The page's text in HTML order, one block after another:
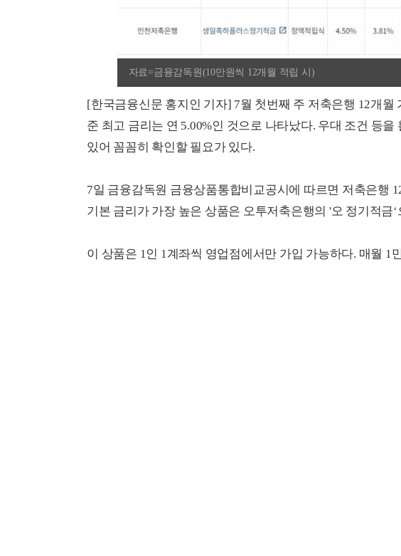
자료=금융감독원(10만원씩 12개월 적립 시)
[한국금융신문 홍지인 기자] 7월 첫번째 주 저축은행 12개월
준 최고 금리는 연 5.00%인 것으로 나타났다. 우대 조건 등
있어 꼼꼼히 확인할 필요가 있다.
7일 금융감독원 금융상품통합비교공시에 따르면 저축은행
기본 금리가 가장 높은 상품은 오투저축은행의 '오 정기적금
이 상품은 1인 1계좌씩 영업점에서만 가입 가능하다. 매월 1